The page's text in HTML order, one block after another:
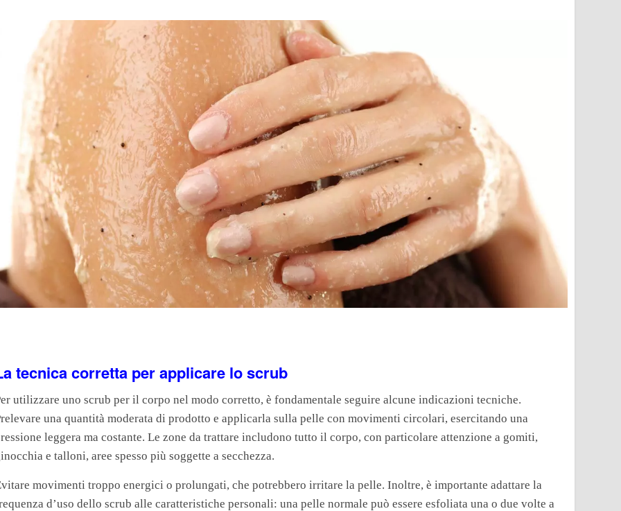
tecnica corretta per applicare lo scrub
utilizzare uno scrub per il corpo nel modo corretto, è fondamentale seguire alcune indicazioni tecniche.
una quantità moderata di prodotto e applicarla sulla pelle con movimenti circolari, esercitando una
leggera ma costante. Le zone da trattare includono tutto il corpo, con particolare attenzione a gomiti,
e talloni, aree spesso più soggette a secchezza.
movimenti troppo energici o prolungati, che potrebbero irritare la pelle. Inoltre, è importante adattare la
d’uso dello scrub alle caratteristiche personali: una pelle normale può essere esfoliata una o due volte a